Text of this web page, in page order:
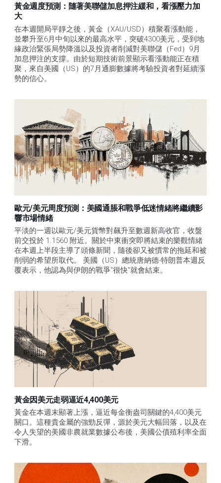
黃金週度預測：隨著美聯儲加息押注緩和，看漲壓力加
大
在本週開局平靜之後，黃金（XAU/USD）積聚看漲動能，
並攀升至6月中旬以來的最高水平，突破4300美元，受到地
緣政治緊張局勢降溫以及投資者削減對美聯儲（Fed）9月
加息押注的支撐。由於短期技術前景顯示看漲動能正在積
聚，來自美國（US）的7月通膨數據將考驗投資者對延續漲
勢的信心。
歐元/美元周度預測：美國通脹和戰爭低迷情緒將繼續影
響市場情緒
平淡的一週以歐元/美元貨幣對飆升至數週新高收官，收盤
前交投於 1.1560 附近。關於中東衝突即將結束的樂觀情緒
在本週上半段主導了頭條新聞，隨後卻又被慣常的拖延和被
削弱的希望所取代。 美國（US）總統唐納德-特朗普本週反
覆表示，他認為與伊朗的戰爭"很快"就會結束。
黃金因美元走弱逼近4,400美元
黃金在本週末顯著上漲，逼近每金衡盎司關鍵的4,400美元
關口。這種貴金屬的強勁反彈，源於美元大幅回落，以及在
令人失望的美國非農就業數據公布後，美國公債殖利率全面
下滑。